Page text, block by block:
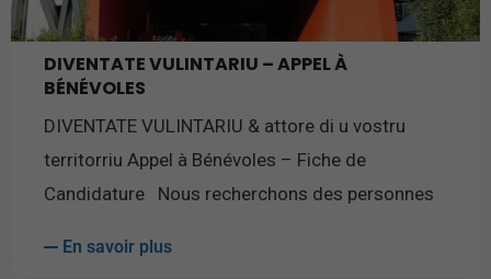
DIVENTATE VULINTARIU – APPEL À
BÉNÉVOLES
DIVENTATE VULINTARIU & attore di u vostru
territorriu Appel à Bénévoles – Fiche de
Candidature Nous recherchons des personnes
En savoir plus